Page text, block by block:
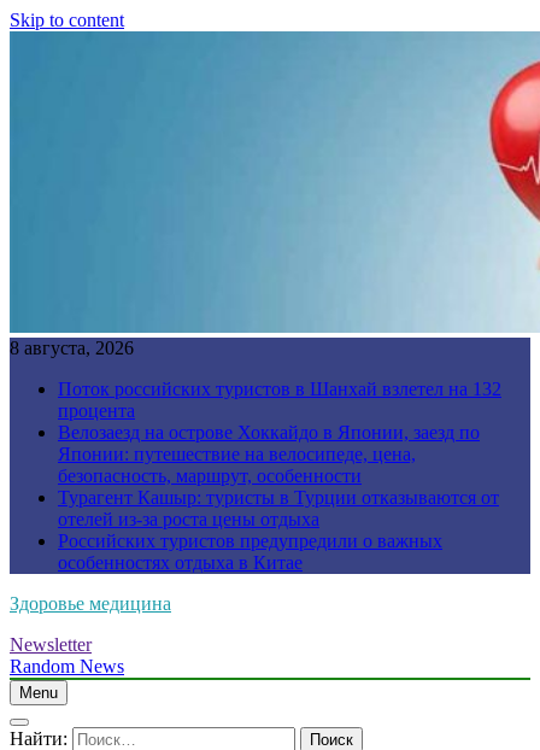
Skip to content
8 августа, 2026
Поток российских туристов в Шанхай взлетел на 132
процента
Велозаезд на острове Хоккайдо в Японии, заезд по
Японии: путешествие на велосипеде, цена,
безопасность, маршрут, особенности
Турагент Кашыр: туристы в Турции отказываются от
отелей из-за роста цены отдыха
Российских туристов предупредили о важных
особенностях отдыха в Китае
Здоровье медицина
Newsletter
Random News
Menu
Найти: